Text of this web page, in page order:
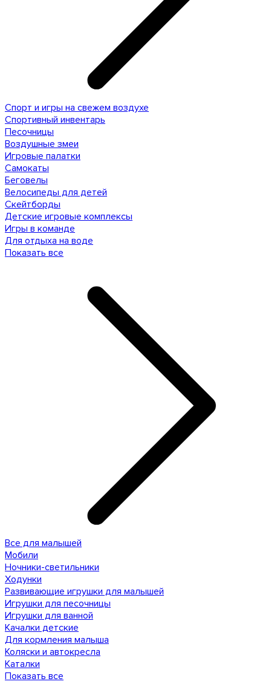
Спорт и игры на свежем воздухе
Спортивный инвентарь
Песочницы
Воздушные змеи
Игровые палатки
Самокаты
Беговелы
Велосипеды для детей
Скейтборды
Детские игровые комплексы
Игры в команде
Для отдыха на воде
Показать все
Все для малышей
Мобили
Ночники-светильники
Ходунки
Развивающие игрушки для малышей
Игрушки для песочницы
Игрушки для ванной
Качалки детские
Для кормления малыша
Коляски и автокресла
Каталки
Показать все